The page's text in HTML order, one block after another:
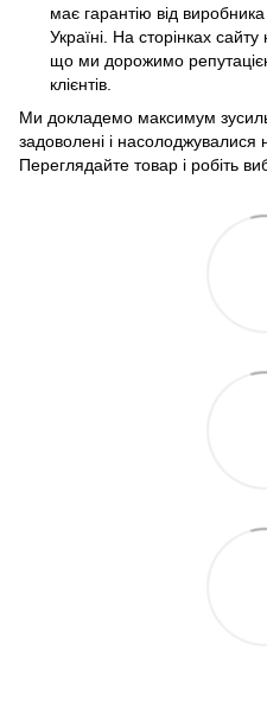
має гарантію від
Україні. На сторінках
що ми дорожимо
клієнтів.
Ми докладемо максимум
задоволені і
Переглядайте товар і робіть